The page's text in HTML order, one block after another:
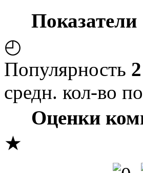
Показатели
◴
Популярность 2
средн. кол-во
Оценки
★